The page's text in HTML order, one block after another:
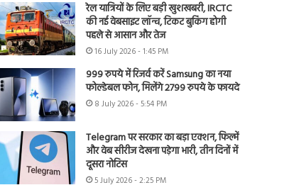
रेल यात्रियों के लिए बड़ी खुशखबरी, IRCTC
की नई वेबसाइट लॉन्च, टिकट बुकिंग होगी
पहले से आसान और तेज
16 July 2026 - 1:45 PM
999 रुपये में रिजर्व करें Samsung का नया
फोल्डेबल फोन, मिलेंगे 2799 रुपये के फायदे
8 July 2026 - 5:54 PM
Telegram पर सरकार का बड़ा एक्शन, फिल्में
और वेब सीरीज देखना पड़ेगा भारी, तीन दिनों में
दूसरा नोटिस
5 July 2026 - 2:25 PM